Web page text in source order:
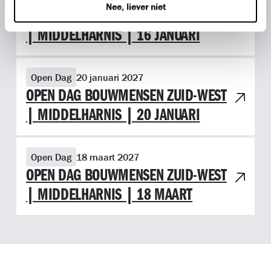
Nee, liever niet
OPEN DAG BOUWMENSEN ZUID-WEST
| MIDDELHARNIS | 16 JANUARI
OPEN DAG BOUWMENSEN ZUID-WEST
| MIDDELHARNIS | 20 JANUARI
Open Dag 20 januari 2027
Bekijk evenement Open dag Bouwmensen Zuid-West |
OPEN DAG BOUWMENSEN ZUID-WEST
| MIDDELHARNIS | 18 MAART
Open Dag 18 maart 2027
Bekijk evenement Open dag Bouwmensen Zuid-West |